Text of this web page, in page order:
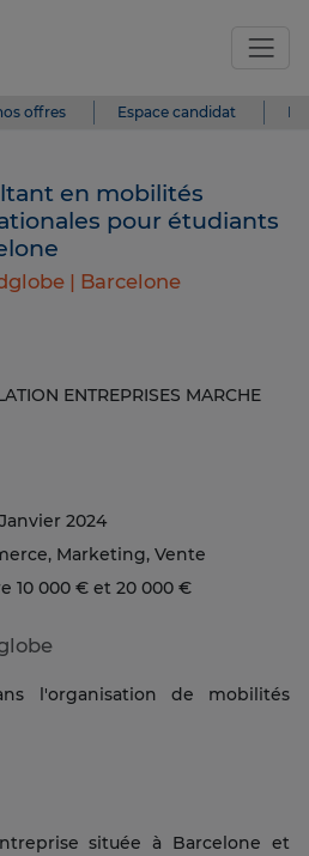
offres Espace candidat
en mobilités
pour étudiants
| Barcelone
ENTREPRISES MARCHE
2024
Marketing, Vente
10 000 € et 20 000 €
l'organisation de mobilités
située à Barcelone et